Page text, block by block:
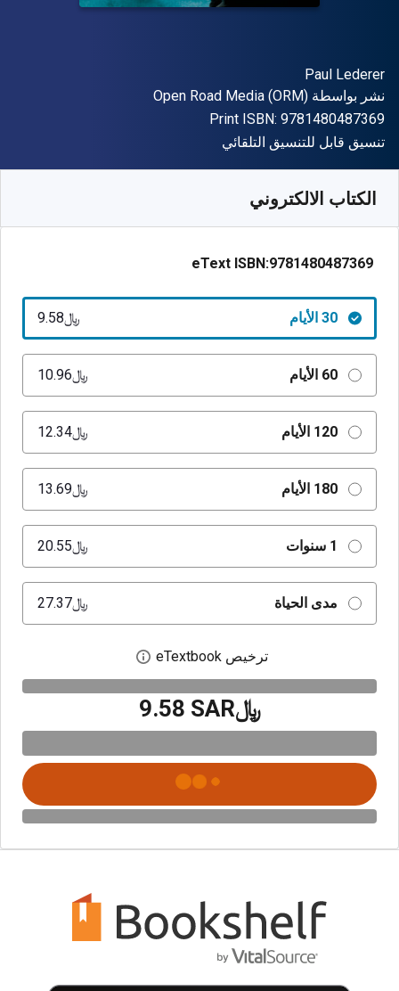
المؤلف (المؤلفون)
Paul Lederer
الناشر
نشر بواسطة Open Road Media (ORM)
Print ISBN: 9781480487369
شكل
تنسيق قابل للتنسيق التلقائي
الكتاب الالكتروني
eText ISBN:9781480487369
30 الأيام ﷼‎9.58
60 الأيام ﷼‎10.96
120 الأيام ﷼‎12.34
180 الأيام ﷼‎13.69
1 سنوات ﷼‎20.55
مدى الحياة ﷼‎27.37
ترخيص eTextbook افتح مربع حوار
﷼‎9.58 SAR